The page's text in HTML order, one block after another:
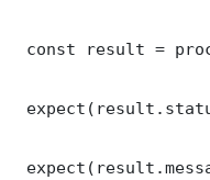
const result =